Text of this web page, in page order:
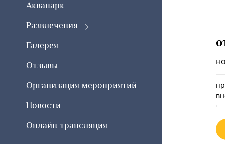
Аквапарк
Развлечения
Галерея
Отзывы
Организация мероприятий
Новости
Онлайн трансляция